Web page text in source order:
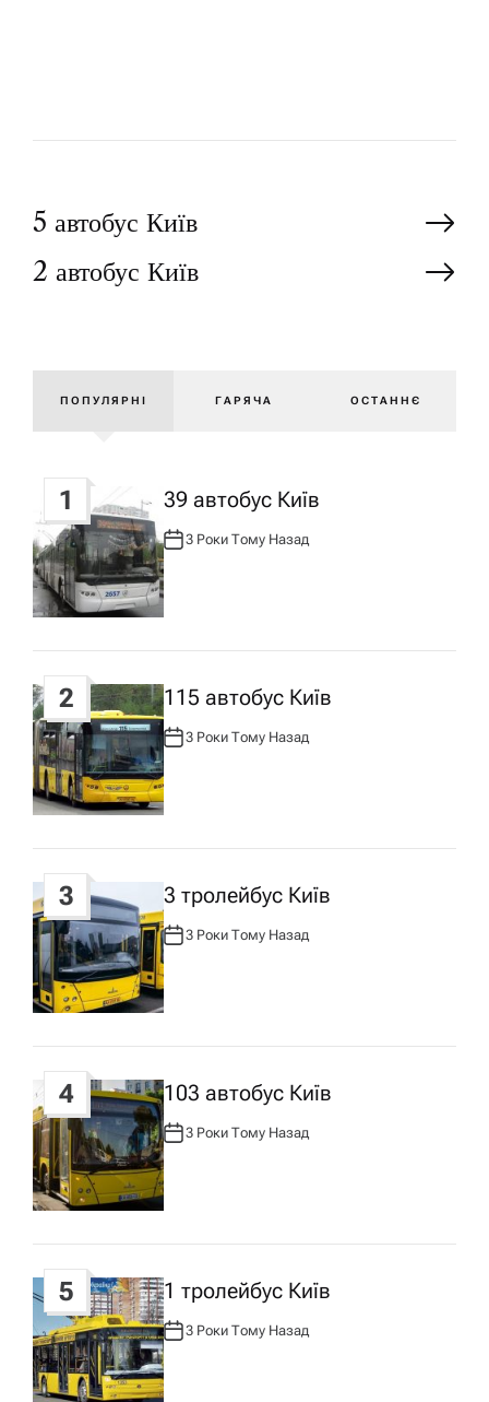
Н
а
г
а
ц
і
я
з
а
п
и
с
у
5 автобус Київ
2 автобус Київ
ПОПУЛЯРНІ ГАРЯЧА ОСТАННЄ
1 39 автобус Київ
А
В
Т
О
Р
:
3 Роки Тому Назад
2 115 автобус Київ
А
Т
О
Р
:
3 Роки Тому Назад
3 3 тролейбус Київ
А
В
Т
О
Р
:
3 Роки Тому Назад
4 103 автобус Київ
А
В
Т
О
Р
:
3 Роки Тому Назад
5 1 тролейбус Київ
А
В
Т
О
Р
3 Роки Тому Назад